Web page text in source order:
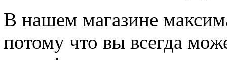
В нашем магазине
потому что вы всегда